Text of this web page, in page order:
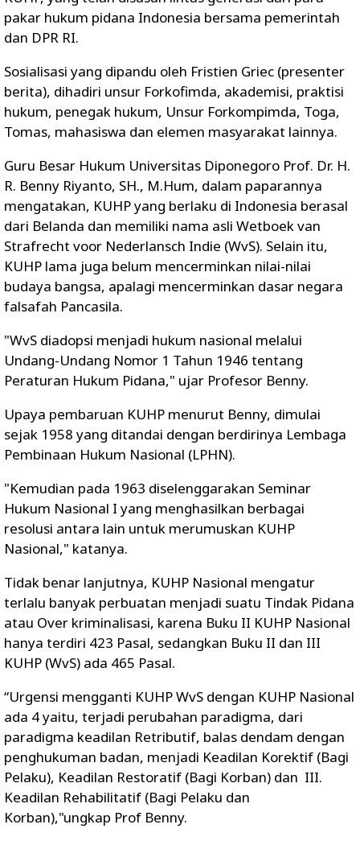
pakar hukum pidana Indonesia bersama pemerintah
dan DPR RI.
Sosialisasi yang dipandu oleh Fristien Griec (presenter
berita), dihadiri unsur Forkofimda, akademisi, praktisi
hukum, penegak hukum, Unsur Forkompimda, Toga,
Tomas, mahasiswa dan elemen masyarakat lainnya.
Guru Besar Hukum Universitas Diponegoro Prof. Dr. H.
R. Benny Riyanto, SH., M.Hum, dalam paparannya
mengatakan, KUHP yang berlaku di Indonesia berasal
dari Belanda dan memiliki nama asli Wetboek van
Strafrecht voor Nederlansch Indie (WvS). Selain itu,
KUHP lama juga belum mencerminkan nilai-nilai
budaya bangsa, apalagi mencerminkan dasar negara
falsafah Pancasila.
"WvS diadopsi menjadi hukum nasional melalui
Undang-Undang Nomor 1 Tahun 1946 tentang
Peraturan Hukum Pidana," ujar Profesor Benny.
Upaya pembaruan KUHP menurut Benny, dimulai
sejak 1958 yang ditandai dengan berdirinya Lembaga
Pembinaan Hukum Nasional (LPHN).
"Kemudian pada 1963 diselenggarakan Seminar
Hukum Nasional I yang menghasilkan berbagai
resolusi antara lain untuk merumuskan KUHP
Nasional," katanya.
Tidak benar lanjutnya, KUHP Nasional mengatur
terlalu banyak perbuatan menjadi suatu Tindak Pidana
atau Over kriminalisasi, karena Buku II KUHP Nasional
hanya terdiri 423 Pasal, sedangkan Buku II dan III
KUHP (WvS) ada 465 Pasal.
“Urgensi mengganti KUHP WvS dengan KUHP Nasional
ada 4 yaitu, terjadi perubahan paradigma, dari
paradigma keadilan Retributif, balas dendam dengan
penghukuman badan, menjadi Keadilan Korektif (Bagi
Pelaku), Keadilan Restoratif (Bagi Korban) dan III.
Keadilan Rehabilitatif (Bagi Pelaku dan
Korban),"ungkap Prof Benny.